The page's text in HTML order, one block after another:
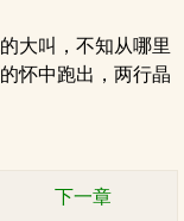
大叫，不知从哪里
怀中跑出，两行晶
下一章